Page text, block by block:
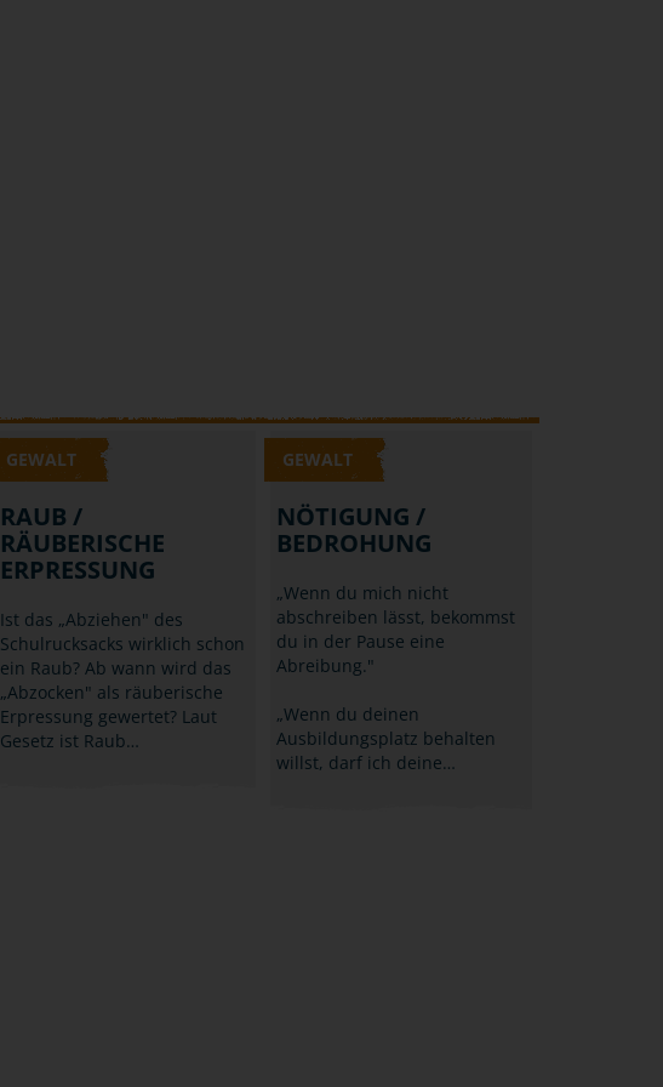
GEWALT
RAUB /
RÄUBERISCHE
ERPRESSUNG
Ist das „Abziehen" des
Schulrucksacks wirklich schon
ein Raub? Ab wann wird das
„Abzocken" als räuberische
Erpressung gewertet? Laut
Gesetz ist Raub…
GEWALT
NÖTIGUNG /
BEDROHUNG
„Wenn du mich nicht
abschreiben lässt, bekommst
du in der Pause eine
Abreibung."
„Wenn du deinen
Ausbildungsplatz behalten
willst, darf ich deine…